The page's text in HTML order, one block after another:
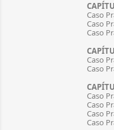
Caso
Caso
Caso
Caso
Caso
Caso
Caso
Caso
Caso